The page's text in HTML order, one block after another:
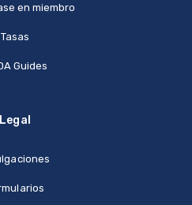
en miembro
Tasas
Guides
Legal